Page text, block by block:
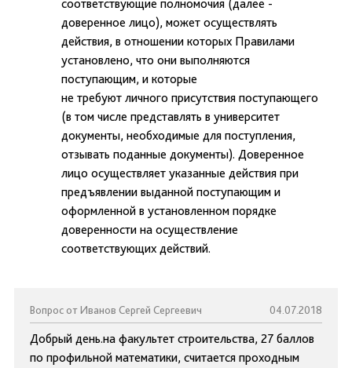
соответствующие полномочия (далее -
доверенное лицо), может осуществлять
действия, в отношении которых Правилами
установлено, что они выполняются
поступающим, и которые
не требуют личного присутствия поступающего
(в том числе представлять в университет
документы, необходимые для поступления,
отзывать поданные документы). Доверенное
лицо осуществляет указанные действия при
предъявлении выданной поступающим и
оформленной в установленном порядке
доверенности на осуществление
соответствующих действий.
Вопрос от Иванов Сергей Сергеевич 04.07.2018
Добрый день.на факультет строительства, 27 баллов
по профильной математики, считается проходным